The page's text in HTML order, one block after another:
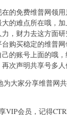
的免费维普网领
的难点所在哦，
，财力去这方面
购买稳定的维普
的账号上面的哦
次声明共享号多人
为大家分享维普网
VIP会员，记得